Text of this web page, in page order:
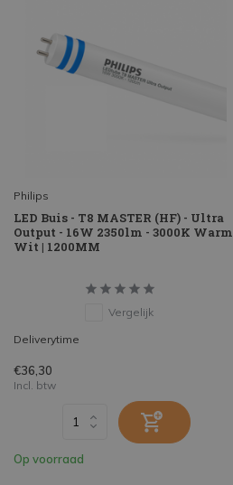
Philips
LED Buis - T8 MASTER (HF) - Ultra
Output - 16W 2350lm - 3000K Warm
Wit | 1200MM
Vergelijk
Deliverytime
€36,30
Incl. btw
Op voorraad